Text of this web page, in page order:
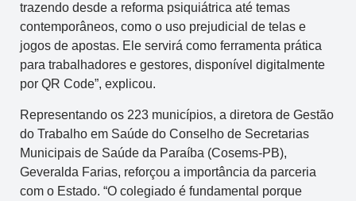
trazendo desde a reforma psiquiátrica até temas
contemporâneos, como o uso prejudicial de telas e
jogos de apostas. Ele servirá como ferramenta prática
para trabalhadores e gestores, disponível digitalmente
por QR Code”, explicou.
Representando os 223 municípios, a diretora de Gestão
do Trabalho em Saúde do Conselho de Secretarias
Municipais de Saúde da Paraíba (Cosems-PB),
Geveralda Farias, reforçou a importância da parceria
com o Estado. “O colegiado é fundamental porque